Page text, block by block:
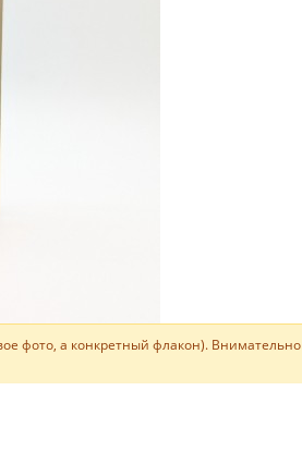
фото, а конкретный флакон). Внимательно